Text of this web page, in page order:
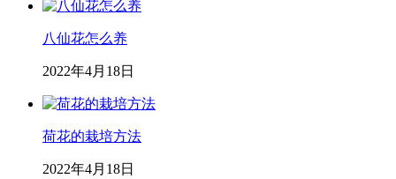
八仙花怎么养
2022年4月18日
荷花的栽培方法
2022年4月18日